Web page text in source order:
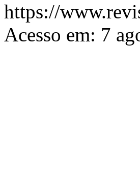
https://
Acesso em: 7